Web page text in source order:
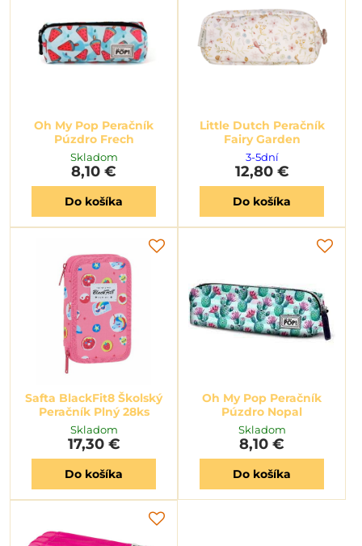
Oh My Pop Peračník
Púzdro Frech
Skladom
8,10 €
Do košíka
Little Dutch Peračník
Fairy Garden
3-5dní
12,80 €
Do košíka
Safta BlackFit8 Školský
Peračník Plný 28ks
Skladom
17,30 €
Do košíka
Oh My Pop Peračník
Púzdro Nopal
Skladom
8,10 €
Do košíka